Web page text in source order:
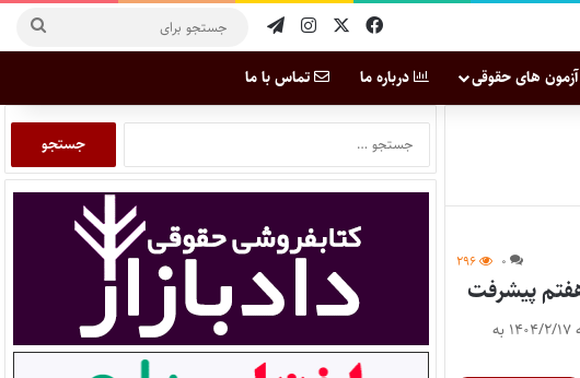
آزمون های حقوقی درباره ما تماس با ما
۰ ۲۹۶
وزارت نیرو وزارت صنعت، معدن و تجارت سازمان برنامه و بودجه کشور هیئت وزیران در جلسه ۱۴۰۴/۲/۱۷ به